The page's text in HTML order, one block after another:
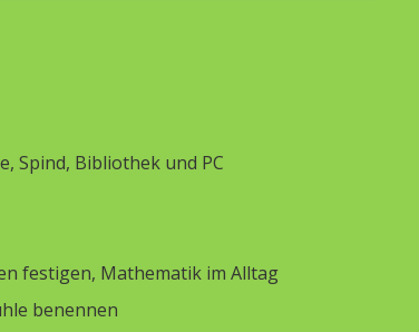
Spind, Bibliothek und PC
festigen, Mathematik im Alltag
benennen